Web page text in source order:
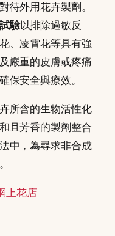
待外用花卉製劑。
驗以排除過敏反
、凌霄花等具有強
嚴重的皮膚或疼痛
保安全與療效。
所含的生物活性化
且芳香的製劑整合
中，為尋求非合成
上花店